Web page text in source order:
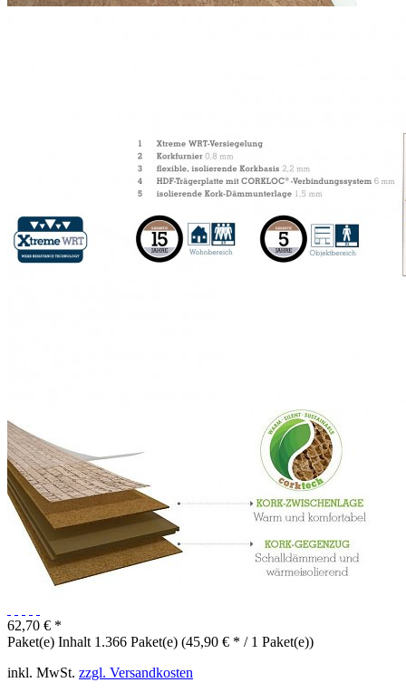
62,70 € *
Paket(e) Inhalt 1.366 Paket(e) (45,90 € * / 1 Paket(e))
inkl. MwSt. zzgl. Versandkosten